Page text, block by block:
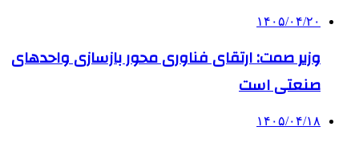
۱۴۰۵/۰۴/۲۰
وزیر صمت: ارتقای فناوری محور بازسازی واحدهای
صنعتی است
۱۴۰۵/۰۴/۱۸